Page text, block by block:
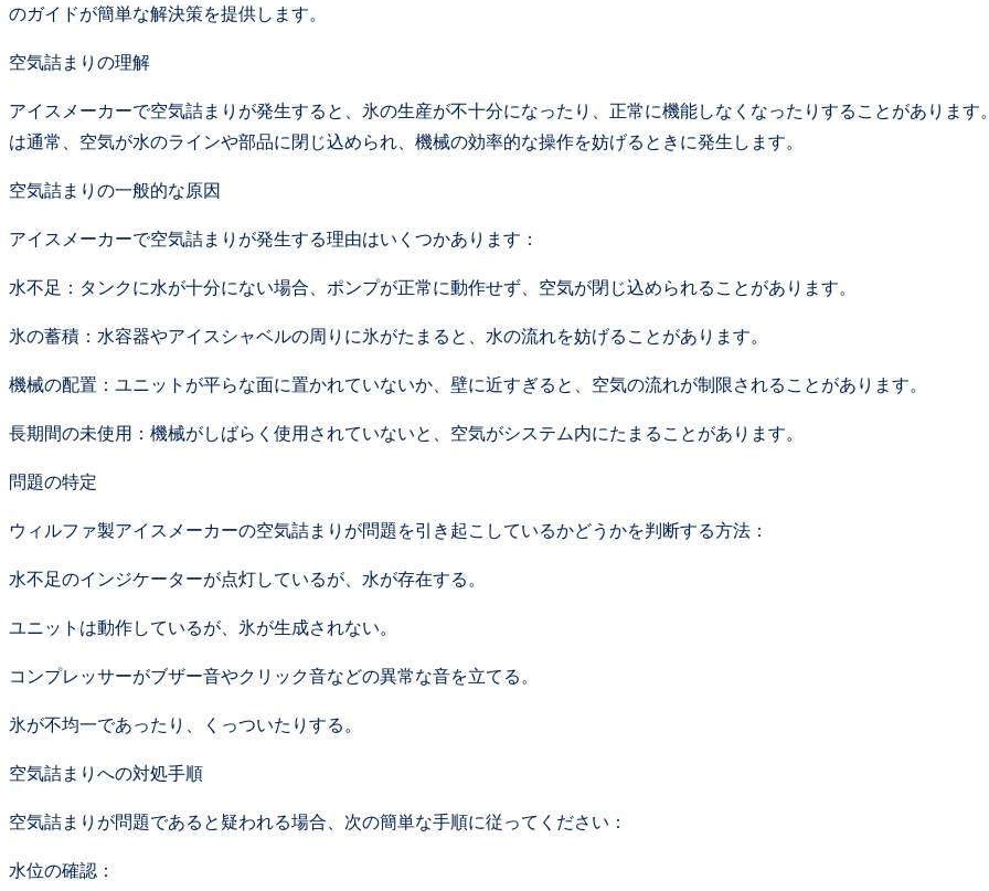
のガイドが簡単な解決策を提供します。
空気詰まりの理解
アイスメーカーで空気詰まりが発生すると、氷の生産が不十分になったり、正常に機能しなくなったりすることがあります
は通常、空気が水のラインや部品に閉じ込められ、機械の効率的な操作を妨げるときに発生します。
空気詰まりの一般的な原因
アイスメーカーで空気詰まりが発生する理由はいくつかあります：
水不足：タンクに水が十分にない場合、ポンプが正常に動作せず、空気が閉じ込められることがあります。
氷の蓄積：水容器やアイスシャベルの周りに氷がたまると、水の流れを妨げることがあります。
機械の配置：ユニットが平らな面に置かれていないか、壁に近すぎると、空気の流れが制限されることがあります。
長期間の未使用：機械がしばらく使用されていないと、空気がシステム内にたまることがあります。
問題の特定
ウィルファ製アイスメーカーの空気詰まりが問題を引き起こしているかどうかを判断する方法：
水不足のインジケーターが点灯しているが、水が存在する。
ユニットは動作しているが、氷が生成されない。
コンプレッサーがブザー音やクリック音などの異常な音を立てる。
氷が不均一であったり、くっついたりする。
空気詰まりへの対処手順
空気詰まりが問題であると疑われる場合、次の簡単な手順に従ってください：
水位の確認：